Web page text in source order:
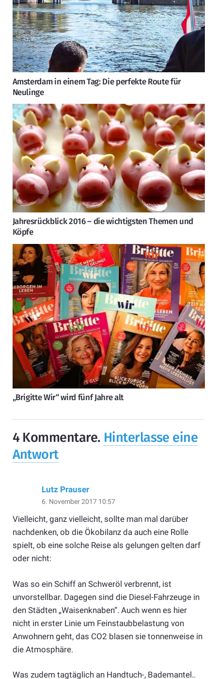
Amsterdam in einem Tag: Die perfekte Route für
Neulinge
Jahresrückblick 2016 – die wichtigsten Themen und
Köpfe
„Brigitte Wir“ wird fünf Jahre alt
4 Kommentare. Hinterlasse eine
Antwort
Lutz Prauser
6. November 2017 10:57
Vielleicht, ganz vielleicht, sollte man mal darüber
nachdenken, ob die Ökobilanz da auch eine Rolle
spielt, ob eine solche Reise als gelungen gelten darf
oder nicht:
Was so ein Schiff an Schweröl verbrennt, ist
unvorstellbar. Dagegen sind die Diesel-Fahrzeuge in
den Städten „Waisenknaben“. Auch wenn es hier
nicht in erster Linie um Feinstaubbelastung von
Anwohnern geht, das CO2 blasen sie tonnenweise in
die Atmosphäre.
Was zudem tagtäglich an Handtuch-, Bademantel..